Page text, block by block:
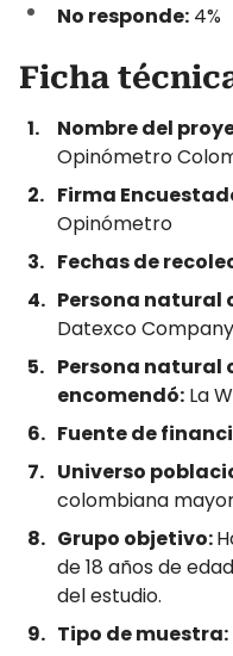
No responde: 4%
Ficha
Nombre del
Opinómetro
Firma
Opinómetro
Fechas de
Persona natural
Datexco
Persona natural
encomendó: La W
Fuente de
Universo
colombiana
Grupo objetivo:
de 18 años de
del estudio.
Tipo de muestra: